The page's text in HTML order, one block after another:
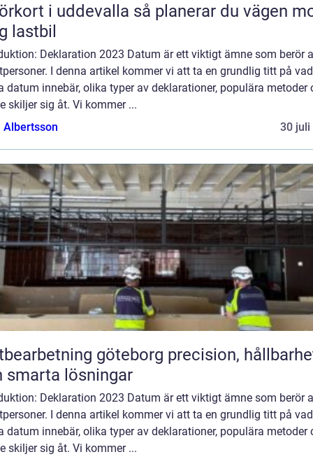
i uddevalla så planerar du vägen mot
lastbil
Deklaration 2023 Datum är ett viktigt ämne som berör
I denna artikel kommer vi att ta en grundlig titt på vad
datum innebär, olika typer av deklarationer, populära metoder
skiljer sig åt. Vi kommer ...
Albertsson
30 juli
göteborg precision, hållbarhet
smarta lösningar
Deklaration 2023 Datum är ett viktigt ämne som berör
I denna artikel kommer vi att ta en grundlig titt på vad
datum innebär, olika typer av deklarationer, populära metoder
skiljer sig åt. Vi kommer ...